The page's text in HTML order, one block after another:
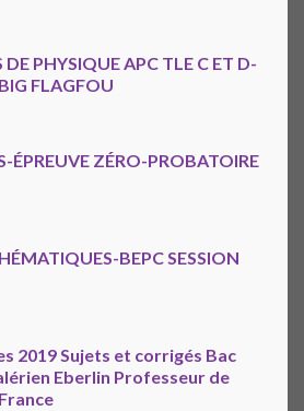
DE PHYSIQUE APC TLE C ET D-
FLAGFOU
ÉPREUVE ZÉRO-PROBATOIRE
BEPC SESSION
2019 Sujets et corrigés Bac
Eberlin Professeur de